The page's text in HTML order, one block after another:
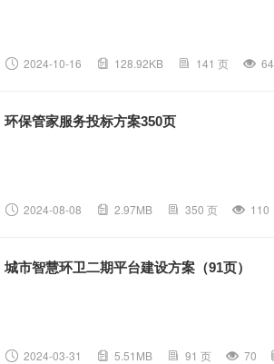
2024-10-16 128.92KB 141 页 64
环保管家服务投标方案350页
2024-08-08 2.97MB 350 页 110
城市智慧环卫二期平台建设方案（91页）
2024-03-31 5.51MB 91 页 70